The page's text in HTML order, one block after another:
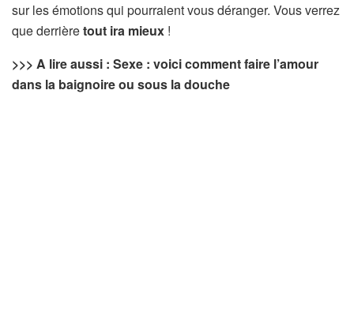
sur les émotions qui pourraient vous déranger. Vous verrez
que derrièretout ira mieux !
>>> A lire aussi : Sexe : voici comment faire l’amour
dans la baignoire ou sous la douche